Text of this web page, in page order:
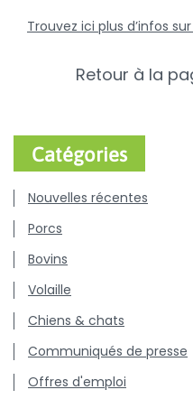
Trouvez ici plus d’infos
Retour à la
Catégories
Nouvelles récentes
Porcs
Bovins
Volaille
Chiens & chats
Communiqués de presse
Offres d'emploi